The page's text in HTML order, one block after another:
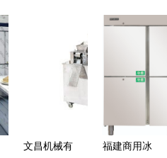
文昌机械有
福建商用冰